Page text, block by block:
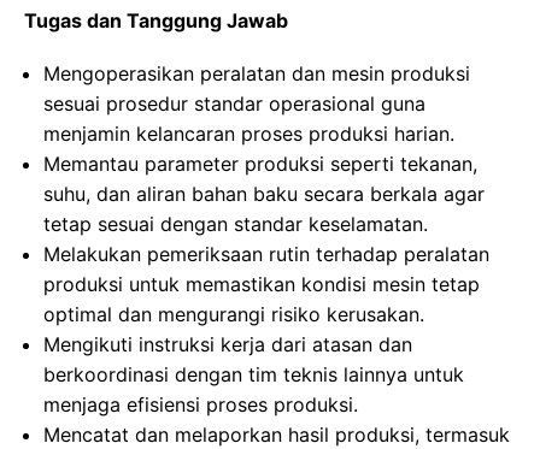
Tugas dan Tanggung Jawab
Mengoperasikan peralatan dan mesin produksi
sesuai prosedur standar operasional guna
menjamin kelancaran proses produksi harian.
Memantau parameter produksi seperti tekanan,
suhu, dan aliran bahan baku secara berkala agar
tetap sesuai dengan standar keselamatan.
Melakukan pemeriksaan rutin terhadap peralatan
produksi untuk memastikan kondisi mesin tetap
optimal dan mengurangi risiko kerusakan.
Mengikuti instruksi kerja dari atasan dan
berkoordinasi dengan tim teknis lainnya untuk
menjaga efisiensi proses produksi.
Mencatat dan melaporkan hasil produksi, termasuk